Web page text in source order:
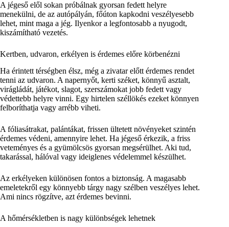
A jégeső elől sokan próbálnak gyorsan fedett helyre
menekülni, de az autópályán, főúton kapkodni veszélyesebb
lehet, mint maga a jég. Ilyenkor a legfontosabb a nyugodt,
kiszámítható vezetés.
Kertben, udvaron, erkélyen is érdemes előre körbenézni
Ha érintett térségben élsz, még a zivatar előtt érdemes rendet
tenni az udvaron. A napernyőt, kerti széket, könnyű asztalt,
virágládát, játékot, slagot, szerszámokat jobb fedett vagy
védettebb helyre vinni. Egy hirtelen széllökés ezeket könnyen
felboríthatja vagy arrébb viheti.
A fóliasátrakat, palántákat, frissen ültetett növényeket szintén
érdemes védeni, amennyire lehet. Ha jégeső érkezik, a friss
veteményes és a gyümölcsös gyorsan megsérülhet. Aki tud,
takarással, hálóval vagy ideiglenes védelemmel készülhet.
Az erkélyeken különösen fontos a biztonság. A magasabb
emeletekről egy könnyebb tárgy nagy szélben veszélyes lehet.
Ami nincs rögzítve, azt érdemes bevinni.
A hőmérsékletben is nagy különbségek lehetnek